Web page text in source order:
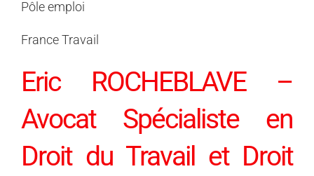
Pôle emploi
France Travail
Eric ROCHEBLAVE –
Avocat Spécialiste en
Droit du Travail et Droit